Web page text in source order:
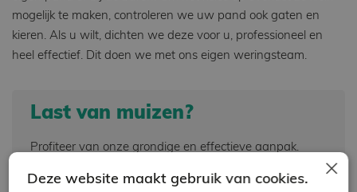
mogelijk te maken, controleren we uw pand ook gaten en
kieren. Als u wilt, dichten we deze voor u, professioneel en
heel effectief. Dit doen we met ons eigen weringsteam.
Last van muizen?
Profiteer van onze grondige en effectieve aanpak.
Voor bedrijven
×
Deze website maakt gebruik van cookies.